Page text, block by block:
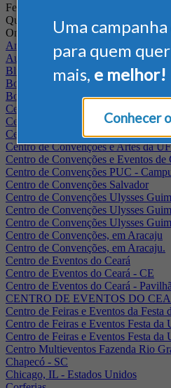
Uma
para quem
mais, e melhor!
Conhecer
Feiras
Quando
Onde
Arena Jaguariuna
Auditório Albano Franco - FIEPA
Blumenau - SC
BolognaFiere
Boulevard Olimpico - RJ
Centro Internacional de Convenções
Centro de Convenções - SE
Centro de Convenções de
Centro de Convenções e Artes da
Centro de Convenções e Eventos
Centro de Convenções PUC -
Centro de Convenções Salvador
Centro de Convenções Ulysses
Centro de Convenções Ulysses
Centro de Convenções Ulysses
Centro de Convenções, em Aracaju
Centro de Convenções, em Aracaju.
Centro de Eventos do Ceará
Centro de Eventos do Ceará - CE
Centro de Eventos do Ceará -
CENTRO DE EVENTOS DO
Centro de Feiras e Eventos da Festa
Centro de Feiras e Eventos Festa da
Centro de Feiras e Eventos Festa da
Centro Multieventos Fazenda Rio
Chapecó - SC
Chicago, IL - Estados Unidos